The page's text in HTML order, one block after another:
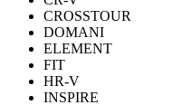
CROSSTOUR
DOMANI
ELEMENT
FIT
HR-V
INSPIRE